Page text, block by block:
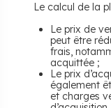
Le calcul de la
Le prix de
peut être
frais,
acquittée ;
Le prix
également
et charges